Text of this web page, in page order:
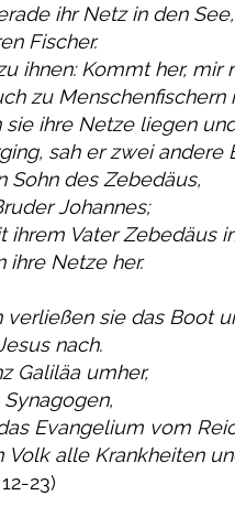
ihr Netz in den See,
Fischer.
ihnen: Kommt her, mir
zu Menschenfischern
sie ihre Netze liegen
sah er zwei andere
Sohn des Zebedäus,
Johannes;
ihrem Vater Zebedäus
ihre Netze her.
verließen sie das Boot
nach.
Galiläa umher,
Evangelium vom
Volk alle Krankheiten
23)